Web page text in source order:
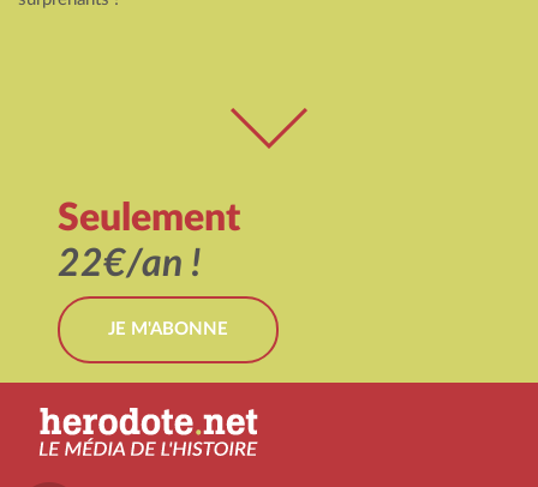
Seulement
22€/an !
JE M'ABONNE